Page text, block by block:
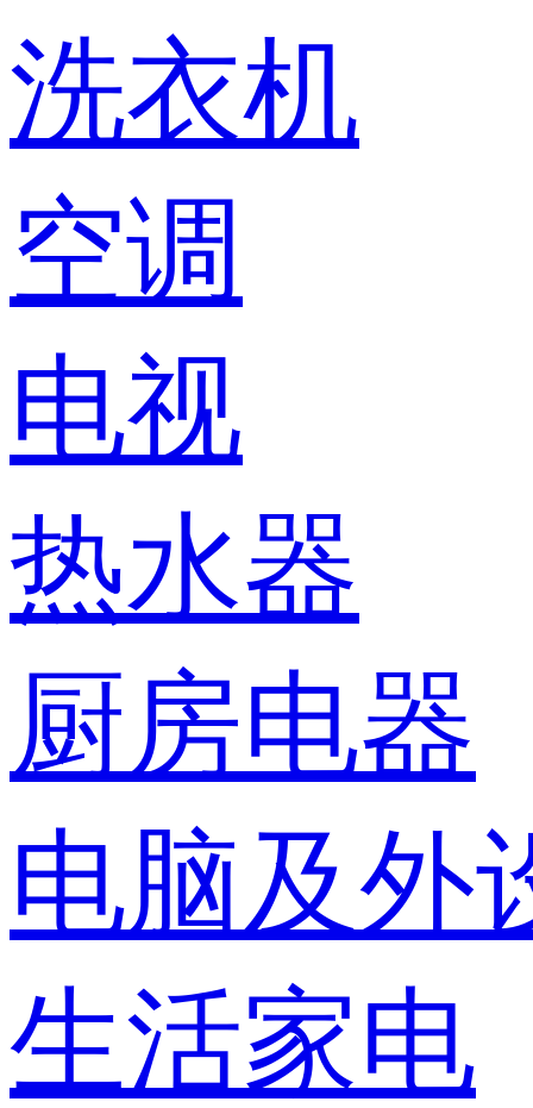
洗衣机
空调
电视
热水器
厨房电器
电脑及外
生活家电